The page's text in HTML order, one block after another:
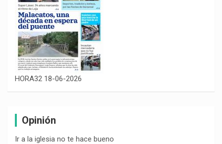
HORA32 18-06-2026
Opinión
Ir a la iglesia no te hace bueno